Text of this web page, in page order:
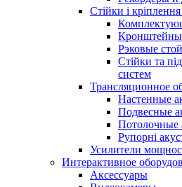
Стійки і
Кронштейны
Рэковые
Стійки та
систем
Трансляционное
Настенные
Подвесные
Потолочные
Рупорні
Усилители
Интерактивное
Аксессуары